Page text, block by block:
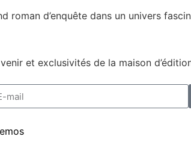
roman d’enquête dans un univers
et exclusivités de la maison